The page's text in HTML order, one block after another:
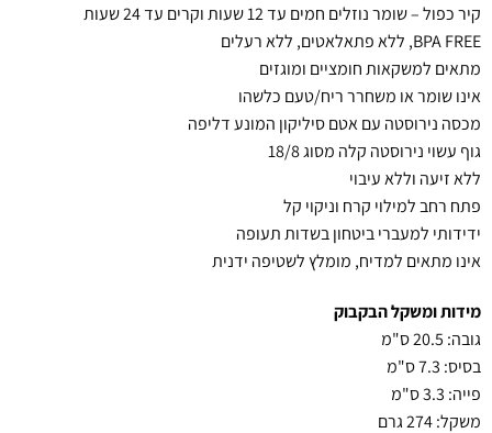
קיר כפול – שומר נוזלים חמים עד 12 שעות וקרים עד 24 שעות
BPA FREE, ללא פתאלאטים, ללא רעלים
מתאים למשקאות חומציים ומוגזים
אינו שומר או משחרר ריח/טעם כלשהו
מכסה נירוסטה עם אטם סיליקון המונע דליפה
גוף עשוי נירוסטה קלה מסוג 18/8
ללא זיעה וללא עיבוי
פתח רחב למילוי קרח וניקוי קל
ידידותי למעברי ביטחון בשדות תעופה
אינו מתאים למדיח, מומלץ לשטיפה ידנית
מידות ומשקל הבקבוק
גובה: 20.5 ס"מ
בסיס: 7.3 ס"מ
פייה: 3.3 ס"מ
משקל: 274 גרם